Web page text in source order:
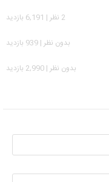
2 نظر | 6,191 بازدید
بدون نظر | 939 بازدید
بدون نظر | 2,990 بازدید